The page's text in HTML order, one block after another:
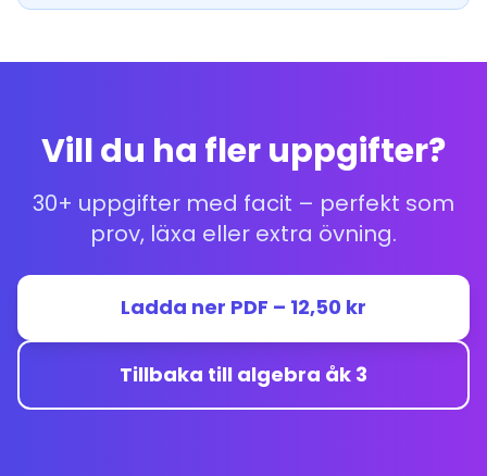
Vill du ha fler uppgifter?
30+ uppgifter med facit – perfekt som
prov, läxa eller extra övning.
Ladda ner PDF – 12,50 kr
Tillbaka till algebra åk 3